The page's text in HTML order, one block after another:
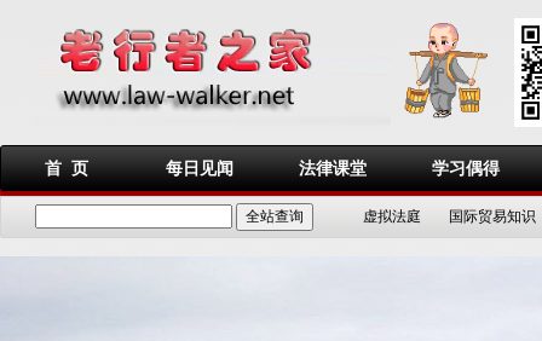
首 页 每日见闻 法律课堂 学习偶得
虚拟法庭 国际贸易知识